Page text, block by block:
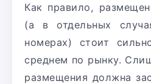
Как правило,
(а в отдельных
номерах) стоит
среднем по рынку.
размещения должна